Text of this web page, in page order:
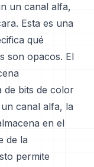
un canal alfa,
Esta es una
qué
son opacos. El
de bits de color
canal alfa, la
en el
de la
permite